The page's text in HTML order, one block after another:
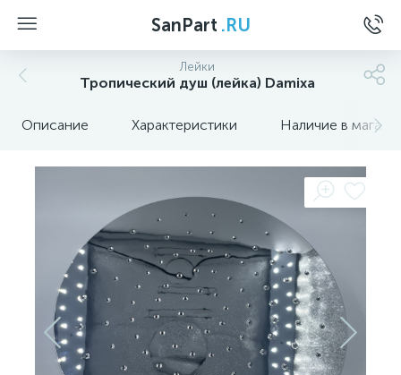
SanPart .RU
Лейки
Тропический душ (лейка) Damixa
Описание Характеристики Наличие в